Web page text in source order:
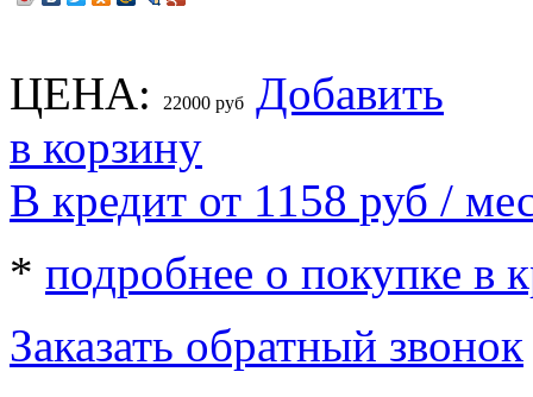
ЦЕНА: 22000 руб
Добавить
в корзину
В кредит от 1158 руб /
* подробнее о покупке в
Заказать обратный звонок